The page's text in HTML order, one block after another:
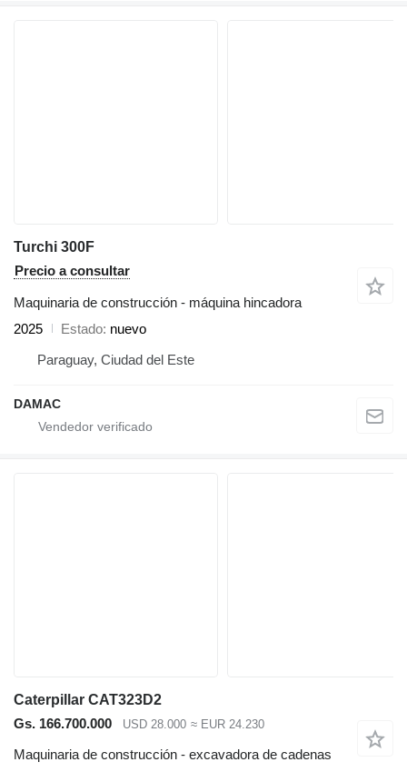
Turchi 300F
Precio a consultar
Maquinaria de construcción - máquina hincadora
2025
Estado nuevo
Paraguay, Ciudad del Este
DAMAC
Caterpillar CAT323D2
Gs. 166.700.000
USD 28.000 ≈ EUR 24.230
Maquinaria de construcción - excavadora de cadenas